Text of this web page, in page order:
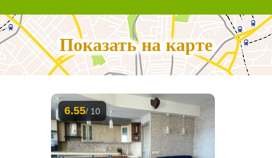
Показать на карте
6.55/ 10